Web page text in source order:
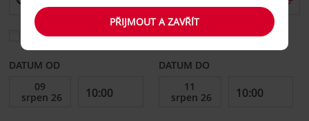
Vyberte si jiné místo vrácení
DATUM OD DATUM DO
PŘIJMOUT A ZAVŘÍT